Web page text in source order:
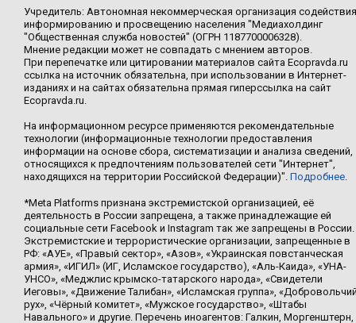
Учредитель: Автономная некоммерческая организация содействия
информированию и просвещению населения "Медиахолдинг
"Общественная служба новостей" (ОГРН 1187700006328).
Мнение редакции может не совпадать с мнением авторов.
При перепечатке или цитировании материалов сайта Ecopravda.ru
ссылка на источник обязательна, при использовании в Интернет-
изданиях и на сайтах обязательна прямая гиперссылка на сайт
Ecopravda.ru.
На информационном ресурсе применяются рекомендательные
технологии (информационные технологии предоставления
информации на основе сбора, систематизации и анализа сведений,
относящихся к предпочтениям пользователей сети "Интернет",
находящихся на территории Российской Федерации)". Подробнее.
*Meta Platforms признана экстремистской организацией, её
деятельность в России запрещена, а также принадлежащие ей
социальные сети Facebook и Instagram так же запрещены в России.
Экстремистские и террористические организации, запрещенные в
РФ: «АУЕ», «Правый сектор», «Азов», «Украинская повстанческая
армия», «ИГИЛ» (ИГ, Исламское государство), «Аль-Каида», «УНА-
УНСО», «Меджлис крымско-татарского народа», «Свидетели
Иеговы», «Движение Талибан», «Исламская группа»,
рух», «Чёрный комитет», «Мужское государство», «Штабы
Навального» и другие. Перечень иноагентов: Галкин, Моргенштерн,